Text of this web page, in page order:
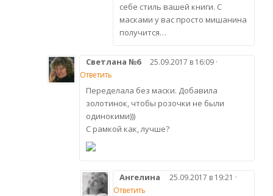
себе стиль вашей книги. С
масками у вас просто мишанина
получится…
Светлана №6
25.09.2017 в 16:09 ·
Ответить
Переделала без маски. Добавила
золотинок, чтобы розочки не были
одинокими)))
С рамкой как, лучше?
Ангелина
25.09.2017 в 19:21 ·
Ответить